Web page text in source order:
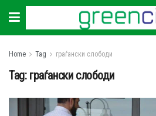
Home Tag граѓански слободи
Tag: граѓански слободи